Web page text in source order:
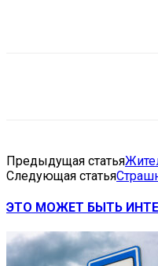
Предыдущая статья
Следующая статья
ЭТО МОЖЕТ БЫТЬ